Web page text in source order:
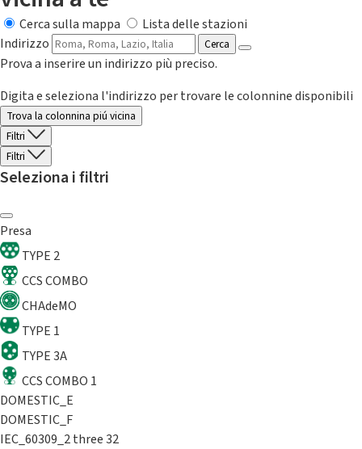
Cerca sulla mappa
Lista delle stazioni
Indirizzo
Cerca
Prova a inserire un indirizzo più preciso.
Digita e seleziona l'indirizzo per trovare le colonnine disponibili
Trova la colonnina piú vicina
Filtri
Filtri
Seleziona i filtri
Presa
TYPE 2
CCS COMBO
CHAdeMO
TYPE 1
TYPE 3A
CCS COMBO 1
DOMESTIC_E
DOMESTIC_F
IEC_60309_2 three 32